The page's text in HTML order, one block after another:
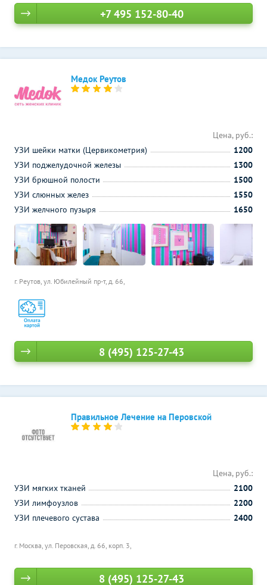
+7 495 152-80-40
Медок Реутов
г. Реутов, ул. Юбилейный пр-т, д. 66,
Цена, руб.:
УЗИ шейки матки (Цервикометрия)
1200
УЗИ поджелудочной железы
1300
УЗИ брюшной полости
1500
УЗИ слюнных желез
1550
УЗИ желчного пузыря
1650
8 (495) 125-27-43
Правильное Лечение на Перовской
г. Москва, ул. Перовская, д. 66, корп. 3,
Цена, руб.:
УЗИ мягких тканей
2100
УЗИ лимфоузлов
2200
УЗИ плечевого сустава
2400
8 (495) 125-27-43